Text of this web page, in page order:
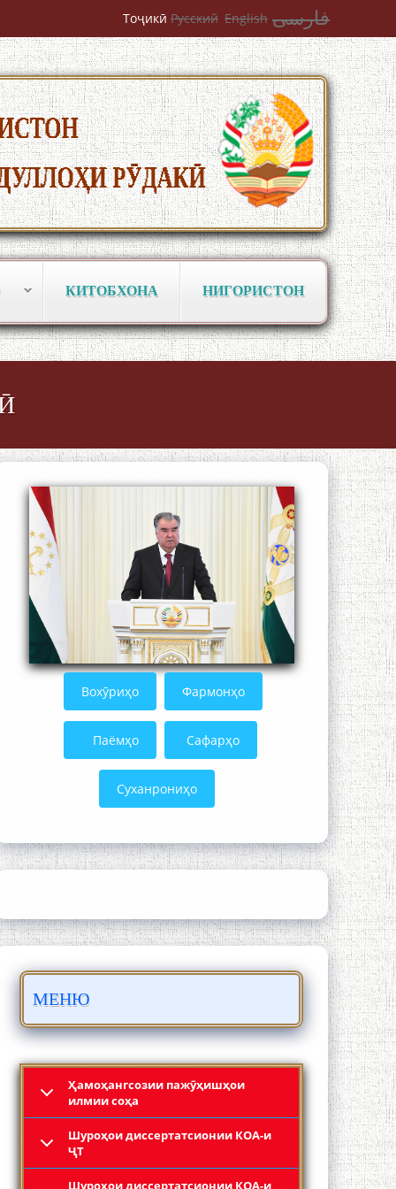
Тоҷикӣ Русский English فارسی
КИТОБХОНА НИГОРИСТОН
Вохӯриҳо Фармонҳо
Паёмҳо Сафарҳо
Суханрониҳо
МЕНЮ
Ҳамоҳангсозии пажӯҳишҳои
илмии соҳа
Шyроҳои диссертатсионии КОА-и
ҶТ
Шyроҳои диссертатсионии КОА-и
Сайри Дарвоз бо Мӯъмин Қаноат:
Чанор ҳам "гап" мезанад
ШАРҲИ МУЛОҚОТ БО АҲЛИ ИЛМ ВА
ОЛИМОНИ АКАДЕМИЯИ МИЛЛИИ
ИЛМҲОИ ТОҶИКИСТОН
ОСОРХОНАИ МӮЪМИН ҚАНОАТ
СОХТА ШУД!
Кадамчо Худои Шарифзода
Раҳимӣ
Раҳимӣ